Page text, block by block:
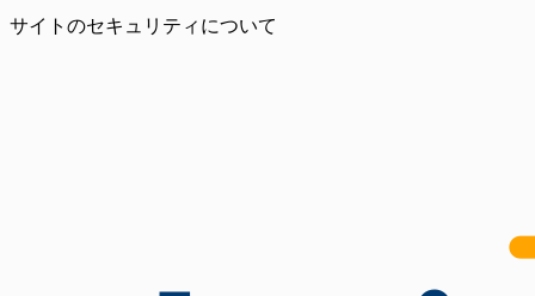
サイトのセキュリティについて